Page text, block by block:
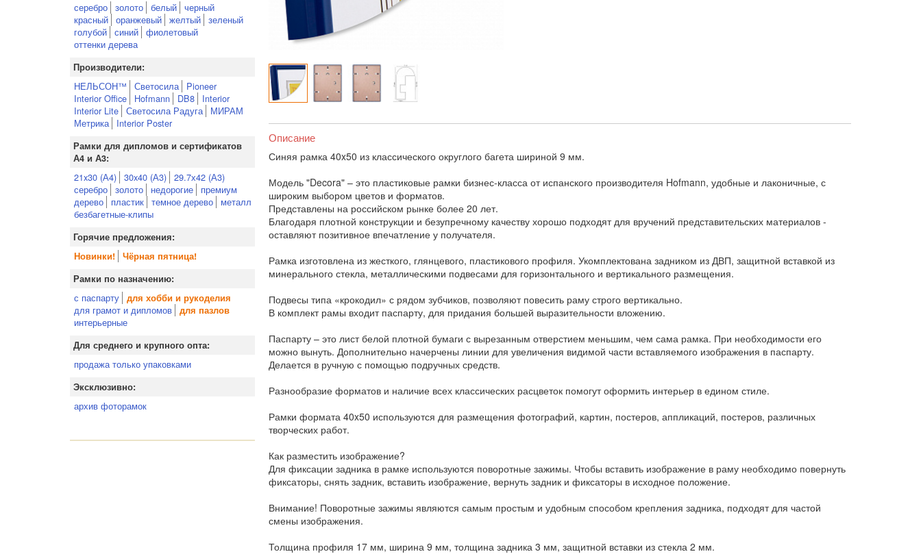
серебро золото белый черный
красный оранжевый желтый зеленый
голубой синий фиолетовый
оттенки дерева
Производители:
НЕЛЬСОН™ Светосила
Pioneer
Interior Office
Hofmann DB8
Interior
Interior Lite Светосила Радуга
МИРАМ
Метрика
Interior Poster
Рамки для дипломов и сертификатов
А4 и А3:
21x30 (А4) 30x40 (А3) 29.7х42 (А3)
серебро золото недорогие
премиум
дерево
пластик темное дерево
металл
безбагетные-клипы
Горячие предложения:
Новинки!
Чёрная пятница!
Рамки по назначению:
с паспарту для хобби и рукоделия
для грамот и дипломов для пазлов
интерьерные
Для среднего и крупного опта:
продажа только упаковками
Эксклюзивно:
архив фоторамок
Описание
Синяя рамка 40x50 из классического округлого багета шириной 9 мм.
Модель "Decora" – это пластиковые рамки бизнес-класса от испанского производителя Hofmann, удобные и лаконичные, с
широким выбором цветов и форматов.
Представлены на российском рынке более 20 лет.
Благодаря плотной конструкции и безупречному качеству хорошо подходят для вручений представительских материалов -
оставляют позитивное впечатление у получателя.
Рамка изготовлена из жесткого, глянцевого, пластикового профиля. Укомплектована задником из ДВП, защитной вставкой из
минерального стекла, металлическими подвесами для горизонтального и вертикального размещения.
Подвесы типа «крокодил» с рядом зубчиков, позволяют повесить раму строго вертикально.
В комплект рамы входит паспарту, для придания большей выразительности вложению.
Паспарту – это лист белой плотной бумаги с вырезанным отверстием меньшим, чем сама рамка. При необходимости его
можно вынуть. Дополнительно начерчены линии для увеличения видимой части вставляемого изображения в паспарту.
Делается в ручную с помощью подручных средств.
Разнообразие форматов и наличие всех классических расцветок помогут оформить интерьер в едином стиле.
Рамки формата 40x50 используются для размещения фотографий, картин, постеров, аппликаций, постеров, различных
творческих работ.
Как разместить изображение?
Для фиксации задника в рамке используются поворотные зажимы. Чтобы вставить изображение в раму необходимо повернуть
фиксаторы, снять задник, вставить изображение, вернуть задник и фиксаторы в исходное положение.
Внимание! Поворотные зажимы являются самым простым и удобным способом крепления задника, подходят для частой
смены изображения.
Толщина профиля 17 мм, ширина 9 мм, толщина задника 3 мм, защитной вставки из стекла 2 мм.